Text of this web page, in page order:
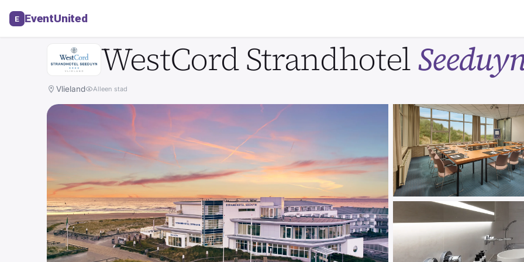
E EventUnited
Locatie in Vlieland
WestCord Strandhotel
Vlieland Alleen stad